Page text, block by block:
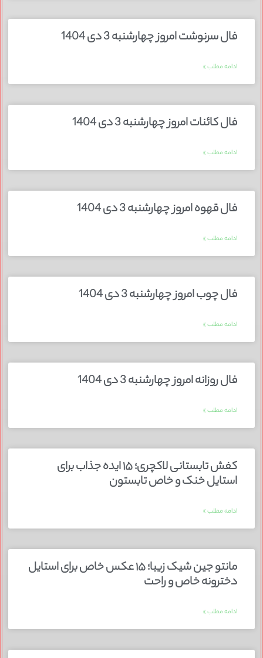
فال سرنوشت امروز چهارشنبه 3 دی 1404
ادامه مطلب »
فال کائنات امروز چهارشنبه 3 دی 1404
ادامه مطلب »
فال قهوه امروز چهارشنبه 3 دی 1404
ادامه مطلب »
فال چوب امروز چهارشنبه 3 دی 1404
ادامه مطلب »
فال روزانه امروز چهارشنبه 3 دی 1404
ادامه مطلب »
کفش تابستانی لاکچری؛ ۱۵ ایده‌ جذاب برای
استایل خنک و خاص تابستون
ادامه مطلب »
مانتو جین شیک زیبا؛ ۱۵ عکس خاص برای استایل
دخترونه خاص و راحت
ادامه مطلب »